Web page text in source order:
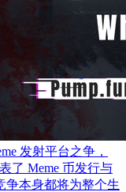
发射平台之争，
了 Meme 币发行与
争本身都将为整个生